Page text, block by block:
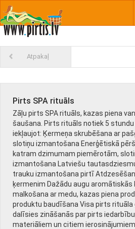
Atpakaļ
Pirts SPA rituāls
Zāļu pirts SPA rituāls, kazas piena
šaušana. Pirts rituāls notiek 5
iekļaujot: Ķermeņa skrubēšana ar
slotiņu izmantošana Enerģētiskā
katram dzimumam piemērotām,
izmantošana Latviešu
trauku izmantošana pirtī
ķermenim Dažādu augu aromātiskās
malkošana ar medu, kazas piena
produktu baudīšana Visa pirts
dalīsies zināšanās par pirts
materiāliem un citiem